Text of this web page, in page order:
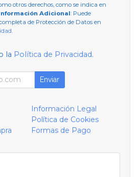
otros derechos, como se indica en
Adicional: Puede
de Protección de Datos en
la Política de Privacidad.
Enviar
Información Legal
Política de Cookies
Formas de Pago